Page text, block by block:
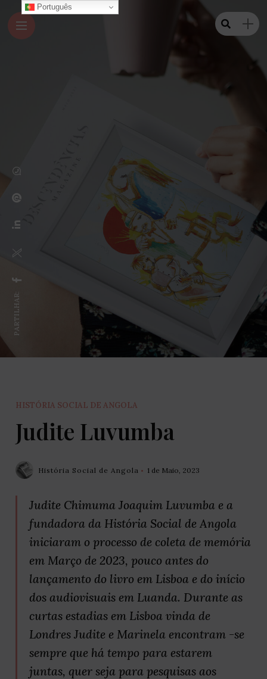
PARTILHAR:
HISTÓRIA SOCIAL DE ANGOLA
Judite Luvumba
História Social de Angola 1 de Maio, 2023
Judite Chimuma Joaquim Luvumba e a
fundadora da História Social de Angola
iniciaram o processo de coleta de memória
em Março de 2023, pouco antes do
lançamento do livro em Lisboa e do início
dos audiovisuais em Luanda. Durante as
curtas estadias em Lisboa vinda de
Londres Judite e Marinela encontram -se
sempre que há tempo para estarem
juntas, quer seja para pesquisas aos
Português